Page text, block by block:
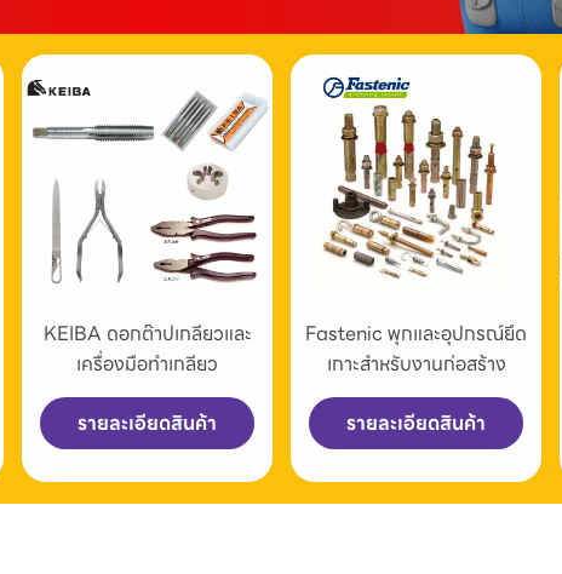
KEIBA ดอกต๊าปเกลียวและ
เครื่องมือทำเกลียว
รายละเอียดสินค้า
Fastenic พุกและอุปกรณ์ยึด
เกาะสำหรับงานก่อสร้าง
รายละเอียดสินค้า